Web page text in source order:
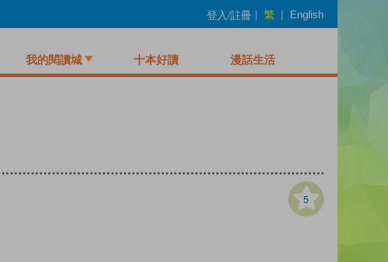
登入/註冊 | 繁 | English
我的閱讀城 十本好讀 漫話生活
5